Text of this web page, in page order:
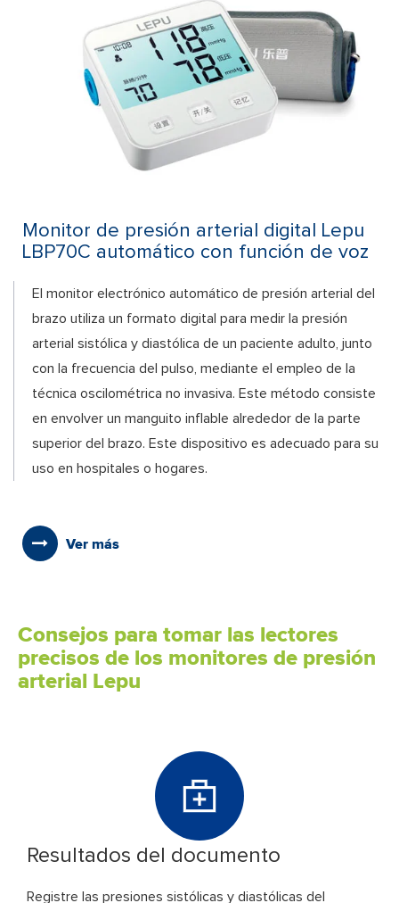
Monitor de presión arterial digital Lepu
LBP70C automático con función de voz
El monitor electrónico automático de presión arterial del
brazo utiliza un formato digital para medir la presión
arterial sistólica y diastólica de un paciente adulto, junto
con la frecuencia del pulso, mediante el empleo de la
técnica oscilométrica no invasiva. Este método consiste
en envolver un manguito inflable alrededor de la parte
superior del brazo. Este dispositivo es adecuado para su
uso en hospitales o hogares.
Ver más
Consejos para tomar las lectores
precisos de los monitores de presión
arterial Lepu
Resultados del documento
Registre las presiones sistólicas y diastólicas del